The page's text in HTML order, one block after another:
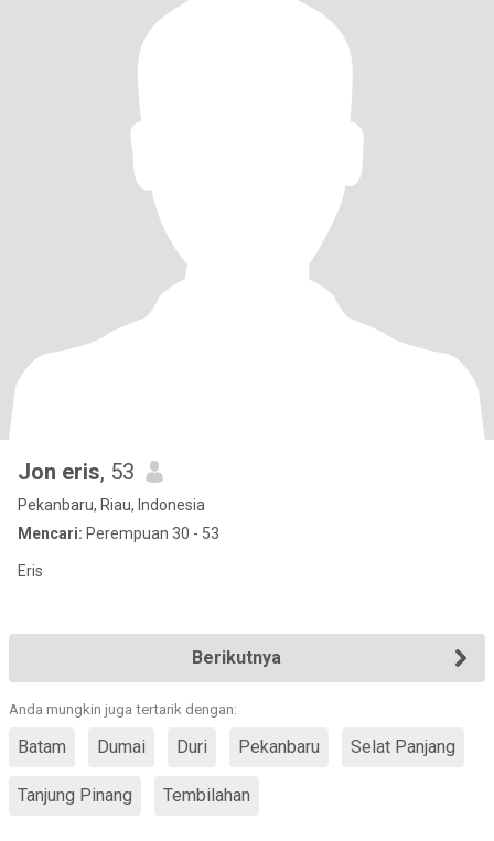
Jon eris, 53
Pekanbaru, Riau, Indonesia
Mencari: Perempuan 30 - 53
Eris
Berikutnya
Anda mungkin juga tertarik dengan:
Batam Dumai Duri Pekanbaru Selat Panjang
Tanjung Pinang Tembilahan